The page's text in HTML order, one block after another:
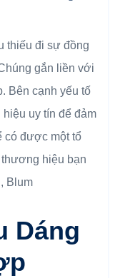
thiếu đi sự đồng
gắn liền với
Bên cạnh yếu tố
uy tín để đảm
có được một tổ
thương hiệu bạn
Blum
Dáng